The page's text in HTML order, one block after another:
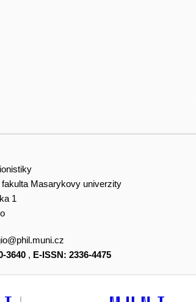
fakulta Masarykovy univerzity
1
3640 , E-ISSN: 2336-4475